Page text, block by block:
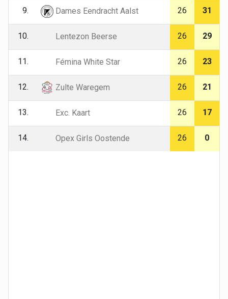
9. Dames Eendracht Aalst 26 31
10. Lentezon Beerse 26 29
11. Fémina White Star 26 23
12. Zulte Waregem 26 21
13. Exc. Kaart 26 17
14. Opex Girls Oostende 26 0